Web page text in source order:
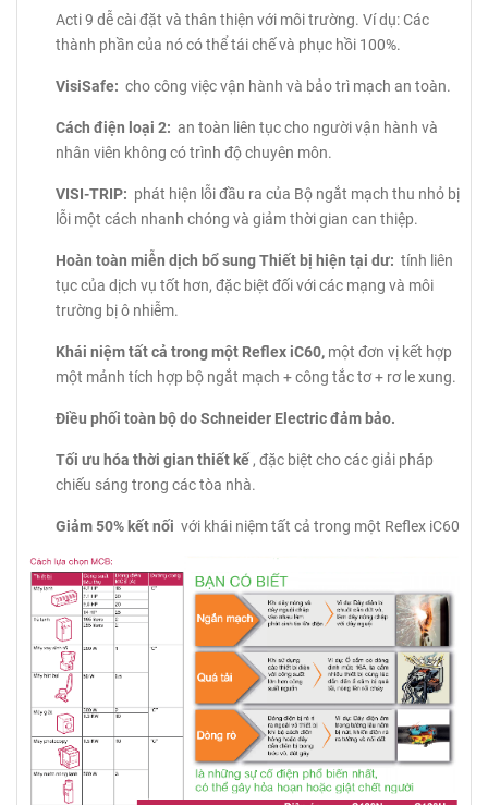
Acti 9 dễ cài đặt và thân thiện với môi trường. Ví dụ: Các
thành phần của nó có thể tái chế và phục hồi 100%.
VisiSafe: cho công việc vận hành và bảo trì mạch an toàn.
Cách điện loại 2: an toàn liên tục cho người vận hành và
nhân viên không có trình độ chuyên môn.
VISI-TRIP: phát hiện lỗi đầu ra của Bộ ngắt mạch thu nhỏ bị
lỗi một cách nhanh chóng và giảm thời gian can thiệp.
Hoàn toàn miễn dịch bổ sung Thiết bị hiện tại dư: tính liên
tục của dịch vụ tốt hơn, đặc biệt đối với các mạng và môi
trường bị ô nhiễm.
Khái niệm tất cả trong một Reflex iC60, một đơn vị kết hợp
một mảnh tích hợp bộ ngắt mạch + công tắc tơ + rơ le xung.
Điều phối toàn bộ do Schneider Electric đảm bảo.
Tối ưu hóa thời gian thiết kế , đặc biệt cho các giải pháp
chiếu sáng trong các tòa nhà.
Giảm 50% kết nối với khái niệm tất cả trong một Reflex iC60